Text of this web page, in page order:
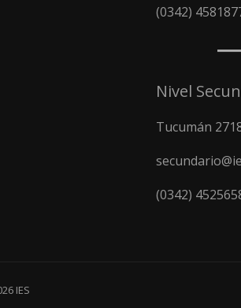
(0342)
Nivel
Tucumán
(0342)
IES